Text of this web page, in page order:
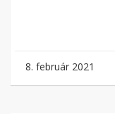
8. február 2021